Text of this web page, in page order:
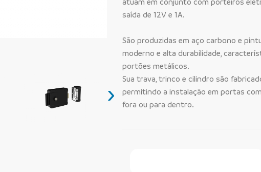
›
saída de 12V e 1A.
São produzidas em aço carbono e
moderno e alta durabilidade,
portões metálicos.
Sua trava, trinco e cilindro são
permitindo a instalação em portas
fora ou para dentro.